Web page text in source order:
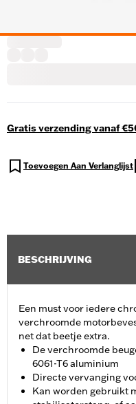
Gratis verzending vanaf
Toevoegen Aan Verlanglijst
BESCHRIJVING
Een must voor iedere
verchroomde
net dat beetje extra.
De verchroomde
6061-T6 aluminium
Directe vervanging
Kan worden gebruikt